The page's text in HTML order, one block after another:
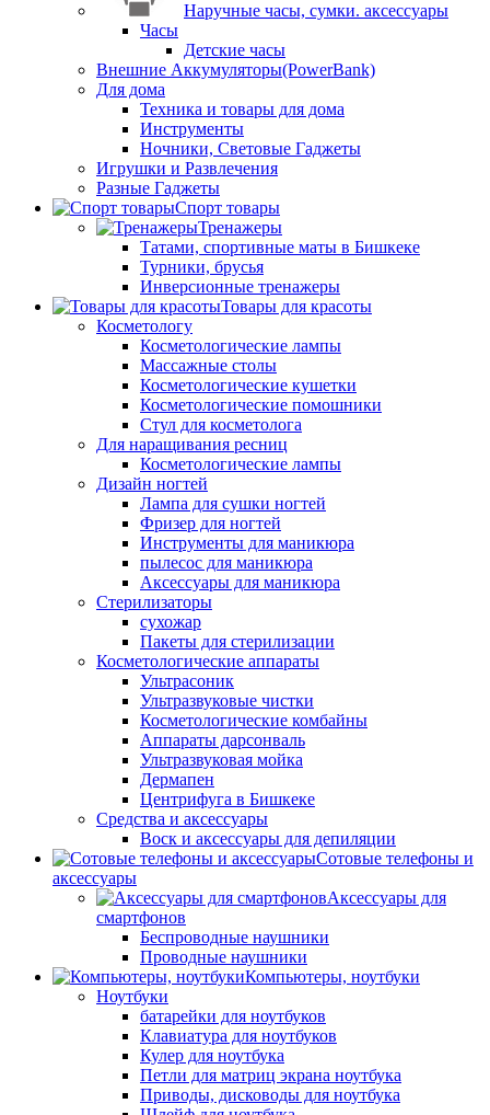
Наручные часы, сумки. аксессуары
Часы
Детские часы
Внешние Аккумуляторы(PowerBank)
Для дома
Техника и товары для дома
Инструменты
Ночники, Световые Гаджеты
Игрушки и Развлечения
Разные Гаджеты
Спорт товары
Тренажеры
Татами, спортивные маты в Бишкеке
Турники, брусья
Инверсионные тренажеры
Товары для красоты
Косметологу
Косметологические лампы
Массажные столы
Косметологические кушетки
Косметологические помошники
Стул для косметолога
Для наращивания ресниц
Косметологические лампы
Дизайн ногтей
Лампа для сушки ногтей
Фризер для ногтей
Инструменты для маникюра
пылесос для маникюра
Аксессуары для маникюра
Стерилизаторы
сухожар
Пакеты для стерилизации
Косметологические аппараты
Ультрасоник
Ультразвуковые чистки
Косметологические комбайны
Аппараты дарсонваль
Ультразвуковая мойка
Дермапен
Центрифуга в Бишкеке
Средства и аксессуары
Воск и аксессуары для депиляции
Сотовые телефоны и
аксессуары
Аксессуары для
смартфонов
Беспроводные наушники
Проводные наушники
Компьютеры, ноутбуки
Ноутбуки
батарейки для ноутбуков
Клавиатура для ноутбуков
Кулер для ноутбука
Петли для матриц экрана ноутбука
Приводы, дисководы для ноутбука